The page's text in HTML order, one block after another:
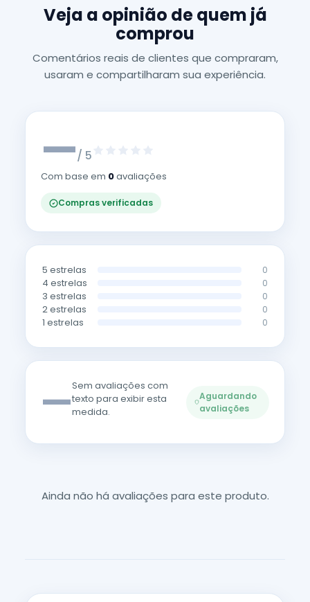
Veja a opinião de quem já
comprou
Comentários reais de clientes que compraram,
usaram e compartilharam sua experiência.
—/ 5
Com base em 0avaliações
Compras verificadas
5 estrelas 0
4 estrelas 0
3 estrelas 0
2 estrelas 0
1 estrelas 0
—Sem avaliações com
texto para exibir esta
medida.
Aguardando
avaliações
Ainda não há avaliações para este produto.